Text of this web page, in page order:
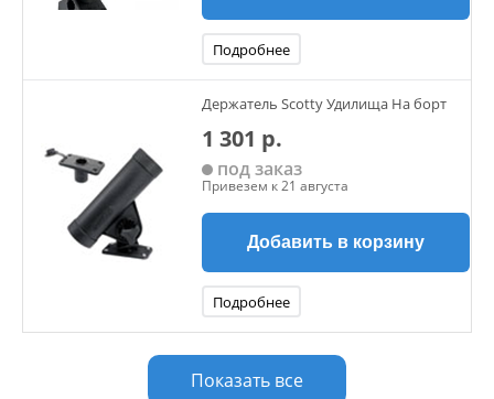
Подробнее
Держатель Scotty Удилища На борт
1 301 р.
под заказ
Привезем к 21 августа
Добавить в корзину
Подробнее
Показать все